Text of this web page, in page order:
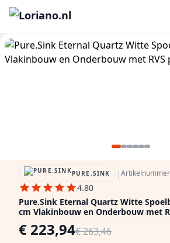
PURE.SINK |
4.80
Pure.Sink Eternal Quartz Witte
cm Vlakinbouw en Onderbouw met
€ 223,94€ 263,46